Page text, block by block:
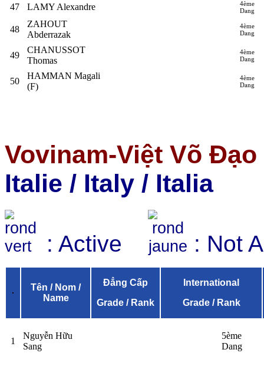
47 LAMY Alexandre
4ème
Dang
48
ZAHOUT
Abderrazak
4ème
Dang
49
CHANUSSOT
Thomas
4ème
Dang
50
HAMMAN Magali
(F)
4ème
Dang
Vovinam-Việt Võ
Italie / Italy / Italia
: Active : Not
Tên / Nom /
Name
Đẳng Cấp
Grade / Rank
International
Grade / Rank
1
Nguyễn Hữu
Sang
5ème
Dang